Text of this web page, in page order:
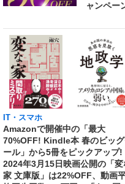
ャンペー
IT・スマホ
Amazonで開催中の「最大
70%OFF! Kindle本 春のビッ
ール」から5冊をピックアップ!
2024年3月15日映画公開の「変
家 文庫版」は22%OFF、動画